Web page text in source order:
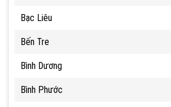
Bạc Liêu
Bến Tre
Bình Dương
Bình Phước